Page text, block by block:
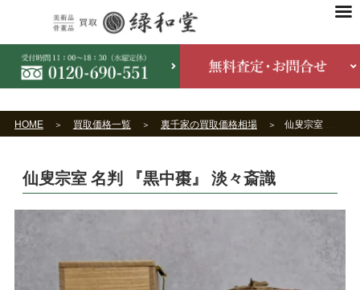
HOME 買取価格一覧 裏千家の買取価格相場 仙叟宗室 名判 『黒中棗』 淡々斎識
仙叟宗室 名判 『黒中棗』 淡々斎識